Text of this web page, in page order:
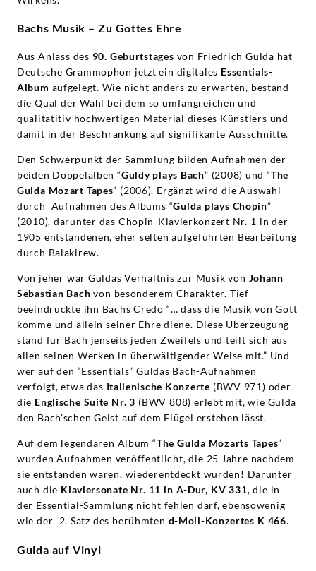
Bachs Musik – Zu Gottes Ehre
Aus Anlass des 90. Geburtstages von Friedrich Gulda hat
Deutsche Grammophon jetzt ein digitales Essentials-
Album aufgelegt. Wie nicht anders zu erwarten, bestand
die Qual der Wahl bei dem so umfangreichen und
qualitatitiv hochwertigen Material dieses Künstlers und
damit in der Beschränkung auf signifikante Ausschnitte.
Den Schwerpunkt der Sammlung bilden Aufnahmen der
beiden Doppelalben “Guldy plays Bach” (2008) und “The
Gulda Mozart Tapes” (2006). Ergänzt wird die Auswahl
durch Aufnahmen des Albums “Gulda plays Chopin”
(2010), darunter das Chopin-Klavierkonzert Nr. 1 in der
1905 entstandenen, eher selten aufgeführten Bearbeitung
durch Balakirew.
Von jeher war Guldas Verhältnis zur Musik von Johann
Sebastian Bach von besonderem Charakter. Tief
beeindruckte ihn Bachs Credo “… dass die Musik von Gott
komme und allein seiner Ehre diene. Diese Überzeugung
stand für Bach jenseits jeden Zweifels und teilt sich aus
allen seinen Werken in überwältigender Weise mit.” Und
wer auf den “Essentials” Guldas Bach-Aufnahmen
verfolgt, etwa das Italienische Konzerte (BWV 971) oder
die Englische Suite Nr. 3 (BWV 808) erlebt mit, wie Gulda
den Bach’schen Geist auf dem Flügel erstehen lässt.
Auf dem legendären Album “The Gulda Mozarts Tapes”
wurden Aufnahmen veröffentlicht, die 25 Jahre nachdem
sie entstanden waren, wiederentdeckt wurden! Darunter
auch die Klaviersonate Nr. 11 in A-Dur, KV 331, die in
der Essential-Sammlung nicht fehlen darf, ebensowenig
wie der 2. Satz des berühmten d-Moll-Konzertes K 466.
Gulda auf Vinyl